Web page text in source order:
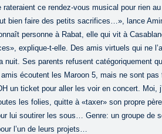
rateraient ce rendez-vous musical pour rien
bien faire des petits sacrifices…», lance
personne à Rabat, elle qui vit à
explique-t-elle. Des amis virtuels qui ne
nuit. Ses parents refusent catégoriquement
amis écoutent les Maroon 5, mais ne sont
un ticket pour aller les voir en concert. Moi,
les folies, quitte à «taxer» son propre
lui soutirer les sous… Genre: un groupe de
l’un de leurs projets…